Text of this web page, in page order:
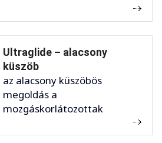
Ultraglide – alacsony
küszöb
az alacsony küszöbös
megoldás a
mozgáskorlátozottak